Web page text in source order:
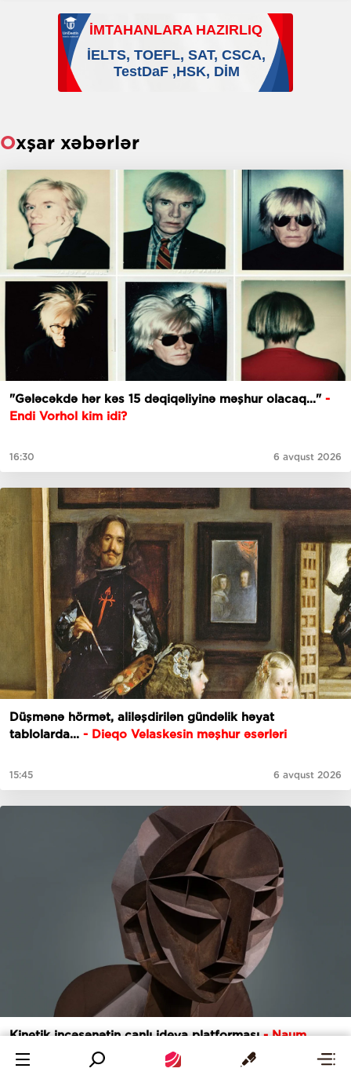
Oxşar xəbərlər
"Gələcəkdə hər kəs 15 dəqiqəliyinə məşhur olacaq..." -
Endi Vorhol kim idi?
16:30 6 avqust 2026
Düşmənə hörmət, aliləşdirilən gündəlik həyat
tablolarda... - Dieqo Velaskesin məşhur əsərləri
15:45 6 avqust 2026
Kinetik incəsənətin canlı ideya platforması- Naum
Qabonun heykəllərinin sirri